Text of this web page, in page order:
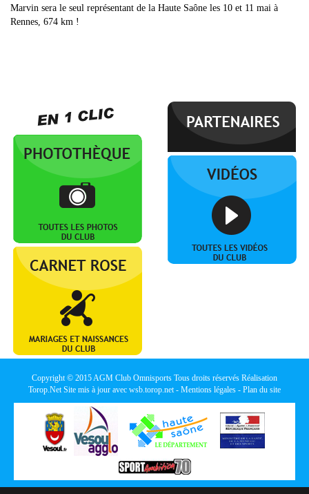
Marvin sera le seul représentant de la Haute Saône les 10 et 11 mai à
Rennes, 674 km !
Copyright © 2015AGM Club Omnisports Tous droits réservés Réalisation
Torop.NetSite mis à jour avec wsb.torop.net- Mentions légales - Plan du site